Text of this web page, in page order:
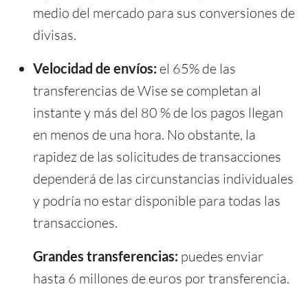
medio del mercado para sus conversiones de
divisas.
Velocidad de envíos: el 65% de las
transferencias de Wise se completan al
instante y más del 80 % de los pagos llegan
en menos de una hora. No obstante, la
rapidez de las solicitudes de transacciones
dependerá de las circunstancias individuales
y podría no estar disponible para todas las
transacciones.
Grandes transferencias: puedes enviar
hasta 6 millones de euros por transferencia.